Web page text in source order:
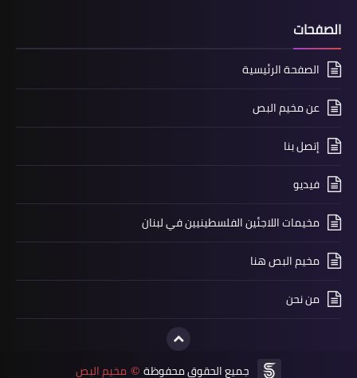
أخبار البص
*ولادة الطفل عمر طارق الاسعد*
الصفحات
الصفحة الرئيسية
عن مخيم البص
إتصل بنا
فيديو
مخيمات اللاجئين الفلسطينيين في لبنان
مخيم البص هنا
من نحن
جميع الحقوق محفوظة © مخيم البص